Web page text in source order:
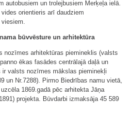
autobusiem un trolejbusiem Merķeļa ielā.
orientieris arī daudziem
viesiem.
būvvēsture un arhitektūra
nozīmes arhitektūras piemineklis (valsts
ēkas fasādes centrālajā daļā un
ir valsts nozīmes mākslas pieminekļi
un Nr.7288). Pirmo Biedrības namu vietā,
1869.gadā pēc arhitekta Jāņa
projekta. Būvdarbi izmaksāja 45 589